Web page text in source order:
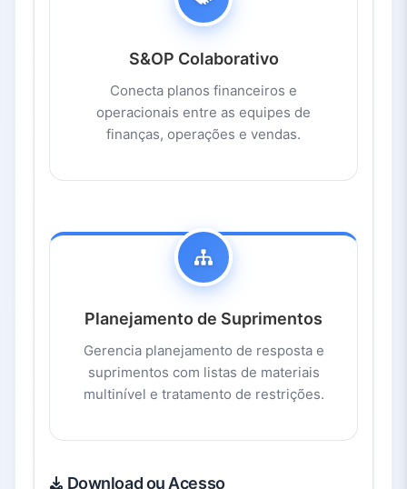
S&OP Colaborativo
Conecta planos financeiros e
operacionais entre as equipes de
finanças, operações e vendas.
Planejamento de Suprimentos
Gerencia planejamento de resposta e
suprimentos com listas de materiais
multinível e tratamento de restrições.
Download ou Acesso